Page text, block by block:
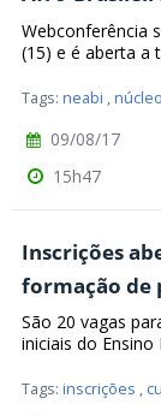
Webconferência
(15) e é aberta a
Tags: neabi ,núcleo
09/08/17
15h47
Inscrições
formação de
São 20 vagas
iniciais do Ensino
Tags: inscrições ,